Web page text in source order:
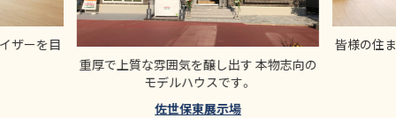
ザーを目
重厚で上質な雰囲気を醸し出す 本物志向の
モデルハウスです。
佐世保東展示場
皆様の住